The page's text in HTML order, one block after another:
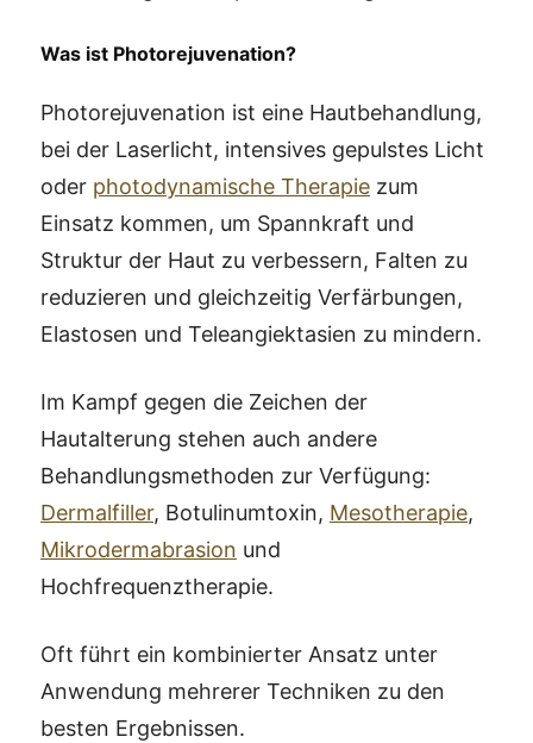
Was ist Photorejuvenation?
Photorejuvenation ist eine Hautbehandlung,
bei der Laserlicht, intensives gepulstes Licht
oder photodynamische Therapie zum
Einsatz kommen, um Spannkraft und
Struktur der Haut zu verbessern, Falten zu
reduzieren und gleichzeitig Verfärbungen,
Elastosen und Teleangiektasien zu mindern.
Im Kampf gegen die Zeichen der
Hautalterung stehen auch andere
Behandlungsmethoden zur Verfügung:
Dermalfiller, Botulinumtoxin, Mesotherapie,
Mikrodermabrasion und
Hochfrequenztherapie.
Oft führt ein kombinierter Ansatz unter
Anwendung mehrerer Techniken zu den
besten Ergebnissen.